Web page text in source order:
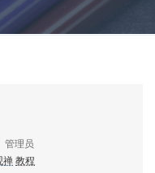
管理员
禅 教程